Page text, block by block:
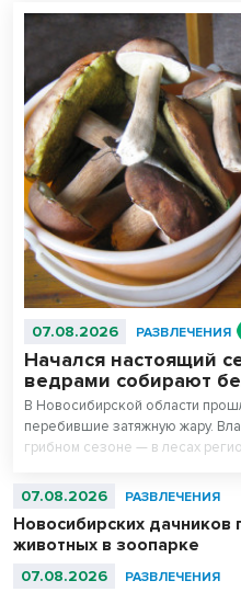
07.08.2026 РАЗВЛЕЧЕНИЯ
Начался настоящий
ведрами собирают
В Новосибирской области
перебившие затяжную жару.
грибном сезоне — в лесах
07.08.2026 РАЗВЛЕЧЕНИЯ
Новосибирских дачников
животных в зоопарке
07.08.2026 РАЗВЛЕЧЕНИЯ